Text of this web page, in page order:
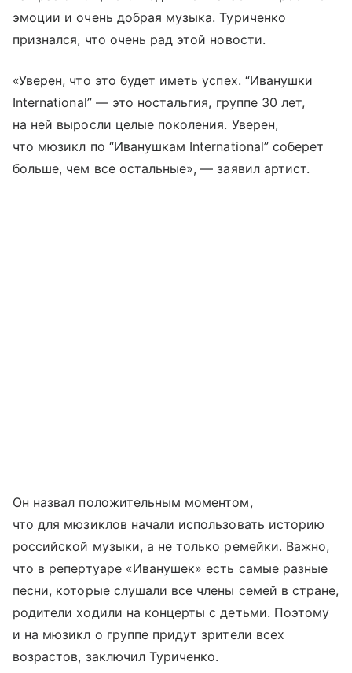
эмоции и очень добрая музыка. Туриченко
признался, что очень рад этой новости.
«Уверен, что это будет иметь успех. “Иванушки
International” — это ностальгия, группе 30 лет,
на ней выросли целые поколения. Уверен,
что мюзикл по “Иванушкам International” соберет
больше, чем все остальные», — заявил артист.
Он назвал положительным моментом,
что для мюзиклов начали использовать историю
российской музыки, а не только ремейки. Важно,
что в репертуаре «Иванушек» есть самые разные
песни, которые слушали все члены семей в стране,
родители ходили на концерты с детьми. Поэтому
и на мюзикл о группе придут зрители всех
возрастов, заключил Туриченко.